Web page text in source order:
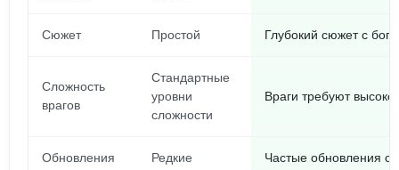
Сюжет Простой Глубокий сюжет с
Сложность
врагов
Стандартные
уровни
сложности
Враги требуют
Обновления Редкие Частые обновления с